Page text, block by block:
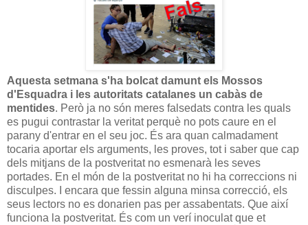
Aquesta setmana s'ha bolcat damunt els Mossos
d'Esquadra i les autoritats catalanes un cabàs de
mentides. Però ja no són meres falsedats contra les quals
es pugui contrastar la veritat perquè no pots caure en el
parany d'entrar en el seu joc. És ara quan calmadament
tocaria aportar els arguments, les proves, tot i saber que cap
dels mitjans de la postveritat no esmenarà les seves
portades. En el món de la postveritat no hi ha correccions ni
disculpes. I encara que fessin alguna minsa correcció, els
seus lectors no es donarien pas per assabentats. Que així
funciona la postveritat. És com un verí inoculat que et